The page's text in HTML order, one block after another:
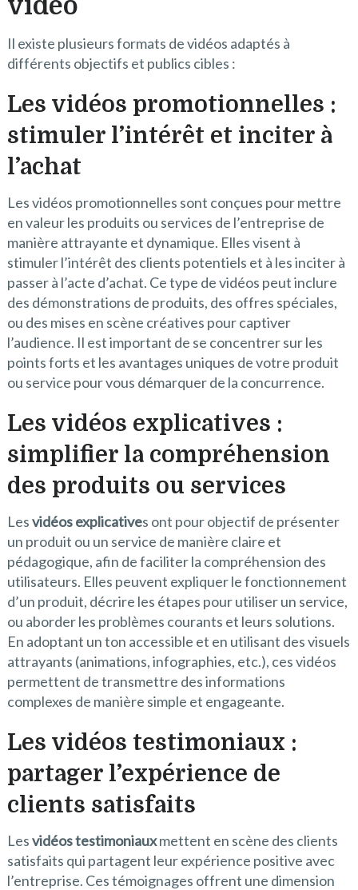
Il existe plusieurs formats de vidéos adaptés à
différents objectifs et publics cibles :
Les vidéos promotionnelles :
stimuler l’intérêt et inciter à
l’achat
Les vidéos promotionnelles sont conçues pour mettre
en valeur les produits ou services de l’entreprise de
manière attrayante et dynamique. Elles visent à
stimuler l’intérêt des clients potentiels et à les inciter à
passer à l’acte d’achat. Ce type de vidéos peut inclure
des démonstrations de produits, des offres spéciales,
ou des mises en scène créatives pour captiver
l’audience. Il est important de se concentrer sur les
points forts et les avantages uniques de votre produit
ou service pour vous démarquer de la concurrence.
Les vidéos explicatives :
simplifier la compréhension
des produits ou services
Lesvidéos explicatives ont pour objectif de présenter
un produit ou un service de manière claire et
pédagogique, afin de faciliter la compréhension des
utilisateurs. Elles peuvent expliquer le fonctionnement
d’un produit, décrire les étapes pour utiliser un service,
ou aborder les problèmes courants et leurs solutions.
En adoptant un ton accessible et en utilisant des visuels
attrayants (animations, infographies, etc.), ces vidéos
permettent de transmettre des informations
complexes de manière simple et engageante.
Les vidéos testimoniaux :
partager l’expérience de
clients satisfaits
Lesvidéos testimoniauxmettent en scène des clients
satisfaits qui partagent leur expérience positive avec
l’entreprise. Ces témoignages offrent une dimension